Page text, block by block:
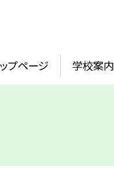
プページ 学校案内